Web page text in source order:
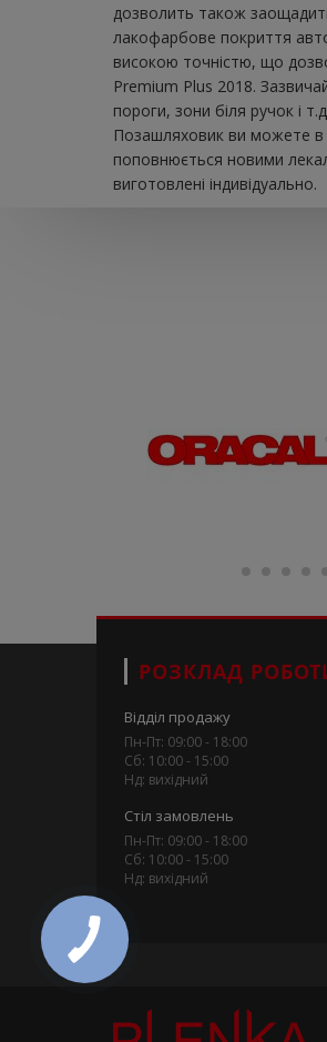
дозволить також
лакофарбове покриття
високою точністю, що
Premium Plus 2018.
пороги, зони біля ручок і
Позашляховик ви можете в
поповнюється новими
виготовлені індивідуально.
РОЗКЛАД
Відділ продажу
Пн-Пт: 09:00 - 18:00
Сб: 10:00 - 15:00
Нд: вихідний
Стіл замовлень
Пн-Пт: 09:00 - 18:00
Сб: 10:00 - 15:00
Нд: вихідний